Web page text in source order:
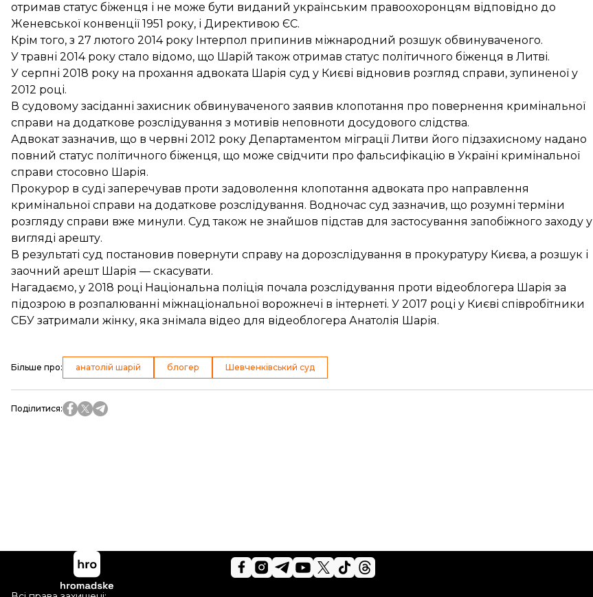
отримав статус біженця і не може бути виданий українським правоохоронцям відповідно до
Женевської конвенції 1951 року, і Директивою ЄС.
Крім того, з 27 лютого 2014 року Інтерпол припинив міжнародний розшук обвинуваченого.
У травні 2014 року стало відомо, що Шарій також отримав статус політичного біженця в Литві.
У серпні 2018 року на прохання адвоката Шарія суд у Києві відновив розгляд справи, зупиненої у
2012 році.
В судовому засіданні захисник обвинуваченого заявив клопотання про повернення кримінальної
справи на додаткове розслідування з мотивів неповноти досудового слідства.
Адвокат зазначив, що в червні 2012 року Департаментом міграції Литви його підзахисному надано
повний статус політичного біженця, що може свідчити про фальсифікацію в Україні кримінальної
справи стосовно Шарія.
Прокурор в суді заперечував проти задоволення клопотання адвоката про направлення
кримінальної справи на додаткове розслідування. Водночас суд зазначив, що розумні терміни
розгляду справи вже минули. Суд також не знайшов підстав для застосування запобіжного заходу у
вигляді арешту.
В результаті суд постановив повернути справу на дорозслідування в прокуратуру Києва, а розшук і
заочний арешт Шарія — скасувати.
Нагадаємо, у 2018 році Національна поліція почала розслідування проти відеоблогера Шарія за
підозрою в розпалюванні міжнаціональної ворожнечі в інтернеті. У 2017 році у Києві співробітники
СБУ затримали жінку, яка знімала відео для відеоблогера Анатолія Шарія.
Більше про: анатолій шарій блогер Шевченківський суд
Поділитися: